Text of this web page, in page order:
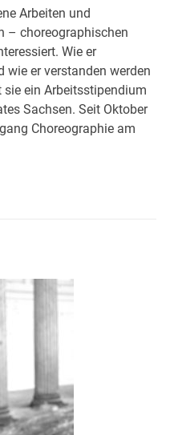
Arbeiten und
– choreographischen
Wie er
wie er verstanden werden
ein Arbeitsstipendium
Sachsen. Seit Oktober
Choreographie am